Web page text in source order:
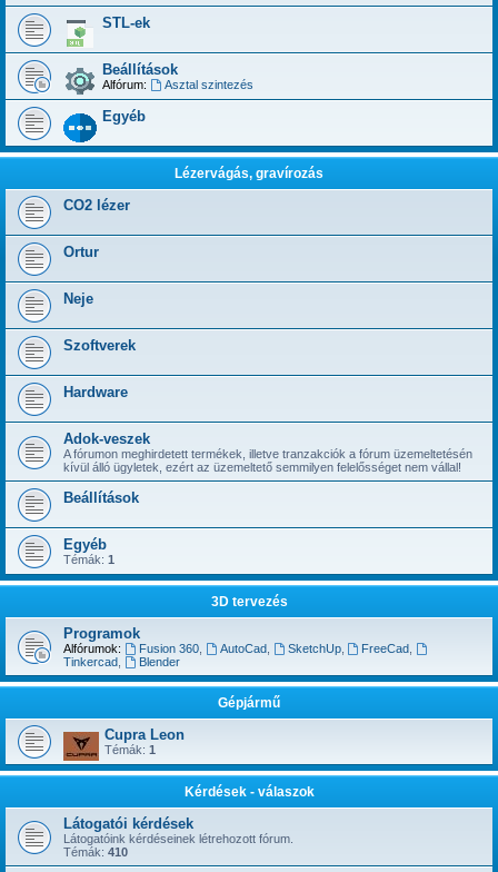
STL-ek
Beállítások
Alfórum: Asztal szintezés
Egyéb
Lézervágás, gravírozás
CO2 lézer
Ortur
Neje
Szoftverek
Hardware
Adok-veszek
A fórumon meghirdetett termékek, illetve tranzakciók a fórum üzemeltetésén
kívül álló ügyletek, ezért az üzemeltető semmilyen felelősséget nem vállal!
Beállítások
Egyéb
Témák: 1
3D tervezés
Programok
Alfórumok: Fusion 360, AutoCad, SketchUp, FreeCad
Tinkercad
Blender
Gépjármű
Cupra Leon
Témák: 1
Kérdések - válaszok
Látogatói kérdések
Látogatóink kérdéseinek létrehozott fórum.
Témák: 410